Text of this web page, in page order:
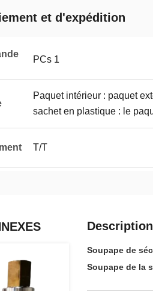
et d'expédition
PCs 1
Paquet intérieur : paquet
sachet en plastique : le
T/T
Soupape de
Soupape de la